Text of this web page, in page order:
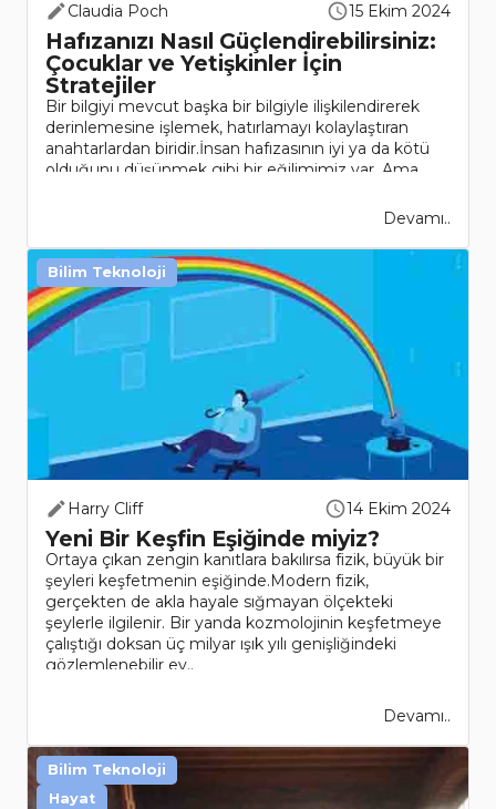
Claudia Poch 15 Ekim 2024
Hafızanızı Nasıl Güçlendirebilirsiniz:
Çocuklar ve Yetişkinler İçin
Stratejiler
Bir bilgiyi mevcut başka bir bilgiyle ilişkilendirerek
derinlemesine işlemek, hatırlamayı kolaylaştıran
anahtarlardan biridir.İnsan hafızasının iyi ya da kötü
olduğunu düşünmek gibi bir eğilimimiz var. Ama
Devamı..
Harry Cliff 14 Ekim 2024
Yeni Bir Keşfin Eşiğinde miyiz?
Ortaya çıkan zengin kanıtlara bakılırsa fizik, büyük bir
şeyleri keşfetmenin eşiğinde.Modern fizik,
gerçekten de akla hayale sığmayan ölçekteki
şeylerle ilgilenir. Bir yanda kozmolojinin keşfetmeye
çalıştığı doksan üç milyar ışık yılı genişliğindeki
gözlemlenebilir ev..
Devamı..
Bilim Teknoloji
Bilim Teknoloji
Hayat